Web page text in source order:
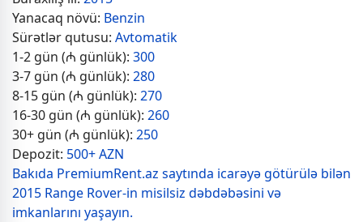
Yanacaq növü: Benzin
Sürətlər qutusu: Avtomatik
1-2 gün (₼ günlük): 300
3-7 gün (₼ günlük): 280
8-15 gün (₼ günlük): 270
16-30 gün (₼ günlük): 260
30+ gün (₼ günlük): 250
Depozit: 500+ AZN
Bakıda PremiumRent.az saytında icarəyə götürülə bilən
2015 Range Rover-in misilsiz dəbdəbəsini və
imkanlarını yaşayın.